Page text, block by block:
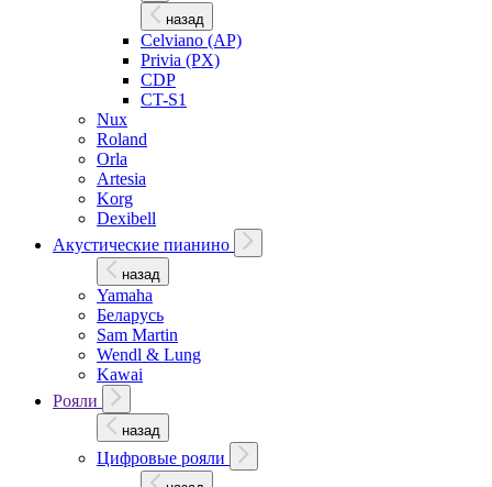
назад
Celviano (AP)
Privia (PX)
CDP
CT-S1
Nux
Roland
Orla
Artesia
Korg
Dexibell
Акустические пианино
назад
Yamaha
Беларусь
Sam Martin
Wendl & Lung
Kawai
Рояли
назад
Цифровые рояли